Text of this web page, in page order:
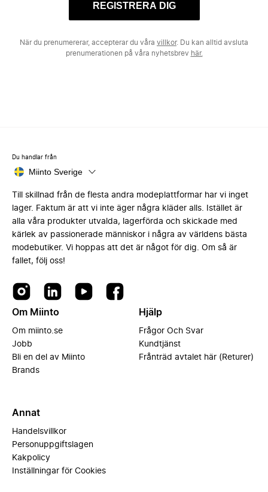
REGISTRERA DIG
När du prenumererar, accepterar du våra villkor. Du kan alltid avsluta
prenumerationen på våra nyhetsbrev här.
Du handlar från
Miinto Sverige
Till skillnad från de flesta andra modeplattformar har vi inget
lager. Faktum är att vi inte äger några kläder alls. Istället är
alla våra produkter utvalda, lagerförda och skickade med
kärlek av passionerade människor i några av världens bästa
modebutiker. Vi hoppas att det är något för dig. Om så är
fallet, följ oss!
Om Miinto
Om miinto.se
Jobb
Bli en del av Miinto
Brands
Hjälp
Frågor Och Svar
Kundtjänst
Frånträd avtalet här (Returer)
Annat
Handelsvillkor
Personuppgiftslagen
Kakpolicy
Inställningar för Cookies